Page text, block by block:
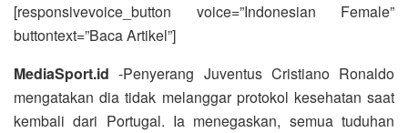
[responsivevoice_button voice=”Indonesian Female”
buttontext=”Baca Artikel”]
MediaSport.id -Penyerang Juventus Cristiano Ronaldo
mengatakan dia tidak melanggar protokol kesehatan saat
kembali dari Portugal. Ia menegaskan, semua tuduhan